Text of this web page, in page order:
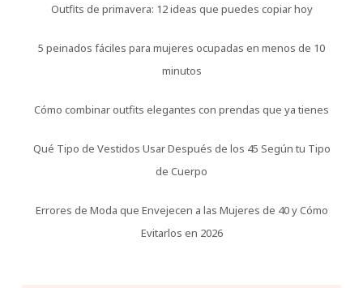
Outfits de primavera: 12 ideas que puedes copiar hoy
5 peinados fáciles para mujeres ocupadas en menos de 10
minutos
Cómo combinar outfits elegantes con prendas que ya tienes
Qué Tipo de Vestidos Usar Después de los 45 Según tu Tipo
de Cuerpo
Errores de Moda que Envejecen a las Mujeres de 40 y Cómo
Evitarlos en 2026